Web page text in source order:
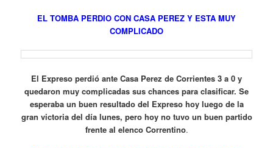
EL TOMBA PERDIO CON CASA PEREZ Y ESTA MUY
COMPLICADO
El Expreso perdió ante Casa Perez de Corrientes 3 a 0 y
quedaron muy complicadas sus chances para clasificar. Se
esperaba un buen resultado del Expreso hoy luego de la
gran victoria del día lunes, pero hoy no tuvo un buen partido
frente al elenco Correntino.